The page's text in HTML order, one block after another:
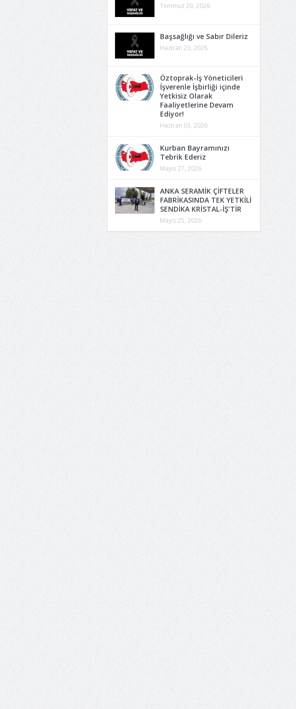
Temmuz 20, 2026
Başsağlığı ve Sabır Dileriz
Haziran 23, 2026
Öztoprak-İş Yöneticileri
İşverenle İşbirliği içinde
Yetkisiz Olarak
Faaliyetlerine Devam
Ediyor!
Haziran 03, 2026
Kurban Bayramınızı
Tebrik Ederiz
Mayıs 27, 2026
ANKA SERAMİK ÇİFTELER
FABRİKASINDA TEK YETKİLİ
SENDİKA KRİSTAL-İŞ’TİR
Mayıs 25, 2026